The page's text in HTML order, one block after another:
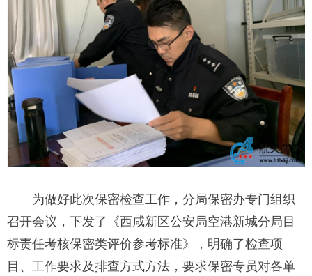
为做好此次保密检查工作，分局保密办专门组织
召开会议，下发了《西咸新区公安局空港新城分局目
标责任考核保密类评价参考标准》，明确了检查项
目、工作要求及排查方式方法，要求保密专员对各单